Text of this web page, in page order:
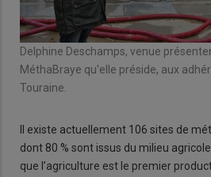
Delphine Deschamps, venue
MéthaBraye qu'elle préside, aux
Touraine.
Il existe actuellement 106 sites de
dont 80 % sont issus du milieu
que l’agriculture est le premier